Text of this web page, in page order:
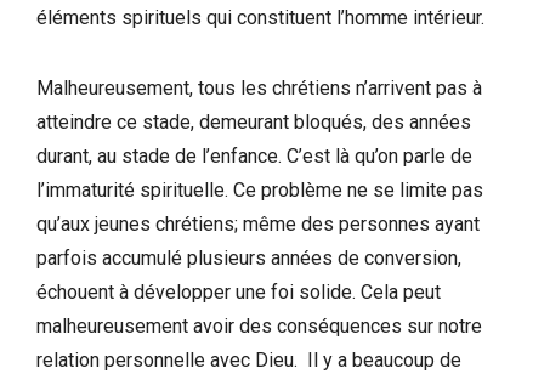
éléments spirituels qui constituent l’homme intérieur.
Malheureusement, tous les chrétiens n’arrivent pas à
atteindre ce stade, demeurant bloqués, des années
durant, au stade de l’enfance. C’est là qu’on parle de
l’immaturité spirituelle. Ce problème ne se limite pas
qu’aux jeunes chrétiens; même des personnes ayant
parfois accumulé plusieurs années de conversion,
échouent à développer une foi solide. Cela peut
malheureusement avoir des conséquences sur notre
relation personnelle avec Dieu. Il y a beaucoup de